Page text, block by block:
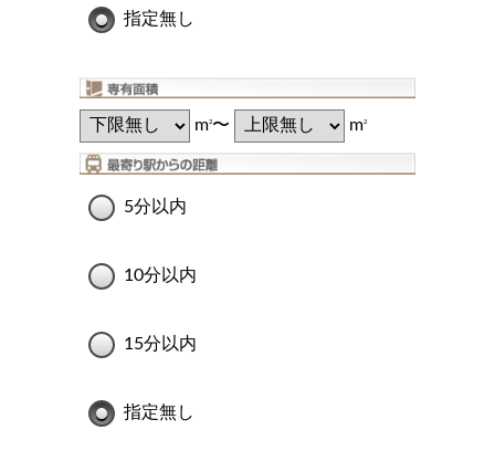
指定無し
m2〜 m2
5分以内
10分以内
15分以内
指定無し